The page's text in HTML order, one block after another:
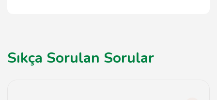
Sıkça Sorulan Sorular